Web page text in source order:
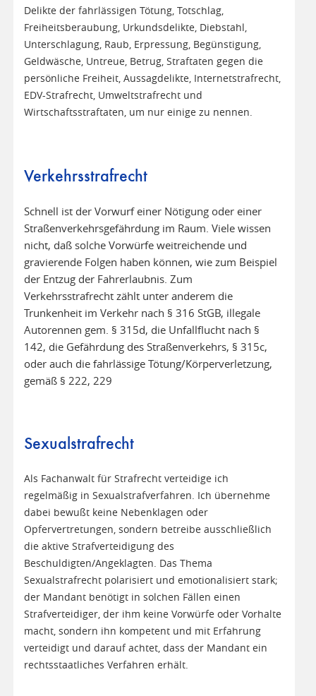
Delikte der fahrlässigen Tötung, Totschlag,
Freiheitsberaubung, Urkundsdelikte, Diebstahl,
Unterschlagung, Raub, Erpressung, Begünstigung,
Geldwäsche, Untreue, Betrug, Straftaten gegen die
persönliche Freiheit, Aussagdelikte, Internetstrafrecht,
EDV-Strafrecht, Umweltstrafrecht und
Wirtschaftsstraftaten, um nur einige zu nennen.
Verkehrsstrafrecht
Schnell ist der Vorwurf einer Nötigung oder einer
Straßenverkehrsgefährdung im Raum. Viele wissen
nicht, daß solche Vorwürfe weitreichende und
gravierende Folgen haben können, wie zum Beispiel
der Entzug der Fahrerlaubnis. Zum
Verkehrsstrafrecht zählt unter anderem die
Trunkenheit im Verkehr nach § 316 StGB, illegale
Autorennen gem. § 315d, die Unfallflucht nach §
142, die Gefährdung des Straßenverkehrs, § 315c,
oder auch die fahrlässige Tötung/Körperverletzung,
gemäß § 222, 229
Sexualstrafrecht
Als Fachanwalt für Strafrecht verteidige ich
regelmäßig in Sexualstrafverfahren. Ich übernehme
dabei bewußt keine Nebenklagen oder
Opfervertretungen, sondern betreibe ausschließlich
die aktive Strafverteidigung des
Beschuldigten/Angeklagten. Das Thema
Sexualstrafrecht polarisiert und emotionalisiert stark;
der Mandant benötigt in solchen Fällen einen
Strafverteidiger, der ihm keine Vorwürfe oder Vorhalte
macht, sondern ihn kompetent und mit Erfahrung
verteidigt und darauf achtet, dass der Mandant ein
rechtsstaatliches Verfahren erhält.